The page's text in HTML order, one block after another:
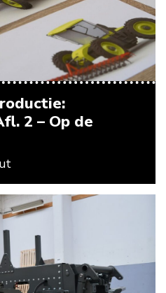
2 – Op de